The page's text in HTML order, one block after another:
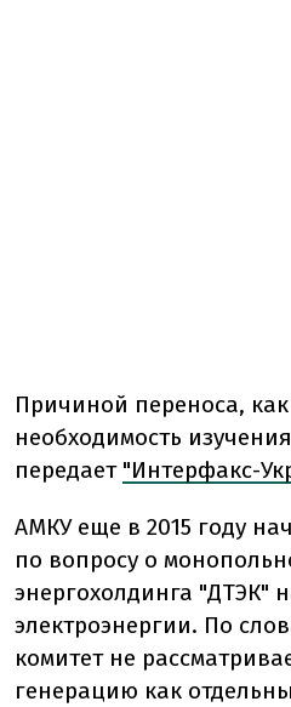
Причиной переноса,
необходимость
передает "Интерфакс-
АМКУ еще в 2015 году
по вопросу о
энергохолдинга "ДТЭК"
электроэнергии. По
комитет не
генерацию как